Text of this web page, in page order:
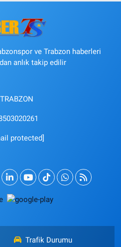
ve Trabzon haberleri
anlık takip edilir
TRABZON
protected]
Trafik Durumu